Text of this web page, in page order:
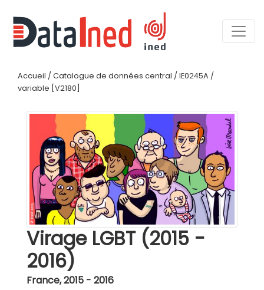
Accueil / Catalogue de données central / IE0245A /
variable [V2180]
Virage LGBT (2015 -
2016)
France,2015 - 2016